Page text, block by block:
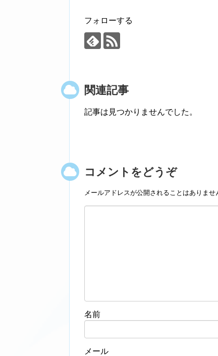
フォローする
関連記事
記事は見つかりませんでした。
コメントをどうぞ
メールアドレスが公開されることはありませ
名前
メール